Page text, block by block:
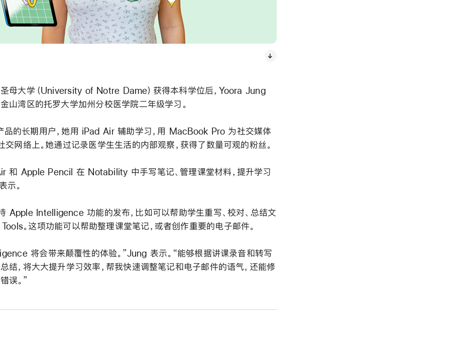
母大学（University of Notre Dame）获得本科学位后，Yoora Jung
山湾区的托罗大学加州分校医学院二年级学习。
的长期用户，她用 iPad Air 辅助学习，用 MacBook Pro 为社交媒体
交网络上。她通过记录医学生生活的内部观察，获得了数量可观的粉丝。
和 Apple Pencil 在 Notability 中手写笔记、管理课堂材料，提升学习
示。
Apple Intelligence 功能的发布，比如可以帮助学生重写、校对、总结文
。这项功能可以帮助整理课堂笔记，或者创作重要的电子邮件。
将会带来颠覆性的体验。”Jung 表示。“能够根据讲课录音和转写
结，将大大提升学习效率，帮我快速调整笔记和电子邮件的语气，还能修
误。”